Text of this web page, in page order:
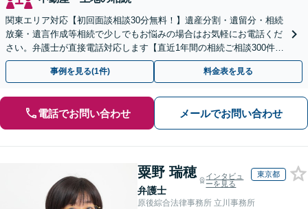
関東エリア対応【初回面談相談30分無料！】遺産分割・遺留分・相続
放棄・遺言作成等相続で少しでもお悩みの場合はお気軽にお電話くだ
さい。弁護士が直接電話対応します【直近1年間の相続ご相談300件以
上！＆相続の著書・セミナー多数】弁護士複数所属
事例を見る(1件) 料金表を見る
電話でお問い合わせ メールでお問い合わせ
粟野 瑞穂
弁護士
インタビュ
ーを見る
東京都
原後綜合法律事務所 立川事務所